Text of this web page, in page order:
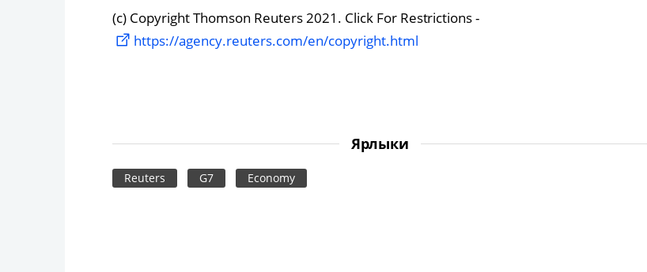
(c) Copyright Thomson Reuters 2021. Click For Restrictions -
https://agency.reuters.com/en/copyright.html
Ярлыки
Reuters G7 Economy